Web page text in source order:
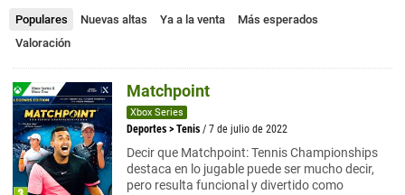
Populares Nuevas altas Ya a la venta
Más esperados
Valoración
Matchpoint
Xbox Series
Deportes > Tenis / 7 de julio de 2022
Decir que Matchpoint: Tennis Championships
destaca en lo jugable puede ser mucho decir,
pero resulta funcional y divertido como